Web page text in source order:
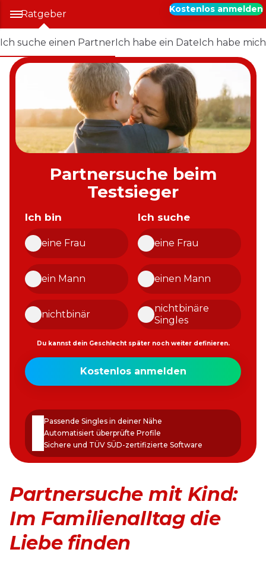
Ratgeber
Ich suche einen PartnerIch habe ein DateIch habe
Kostenlos anmelden
Partnersuche beim
Testsieger
Ich bin
eine Frau
ein Mann
nichtbinär
Ich suche
eine Frau
einen Mann
nichtbinäre
Singles
Du kannst dein Geschlecht später noch weiter definieren.
Meine
E-
erstellen
Kostenlos anmelden
Passende Singles in deiner Nähe
Automatisiert überprüfte Profile
Sichere und TÜV SÜD-zertifizierte Software
Partnersuche mit Kind:
Im Familienalltag die
Liebe finden